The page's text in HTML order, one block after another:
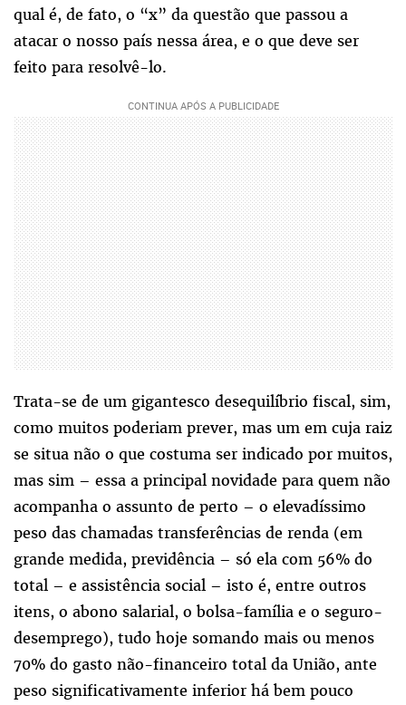
qual é, de fato, o “x” da questão que passou a
atacar o nosso país nessa área, e o que deve ser
feito para resolvê-lo.
Trata-se de um gigantesco desequilíbrio fiscal, sim,
como muitos poderiam prever, mas um em cuja raiz
se situa não o que costuma ser indicado por muitos,
mas sim – essa a principal novidade para quem não
acompanha o assunto de perto – o elevadíssimo
peso das chamadas transferências de renda (em
grande medida, previdência – só ela com 56% do
total – e assistência social – isto é, entre outros
itens, o abono salarial, o bolsa-família e o seguro-
desemprego), tudo hoje somando mais ou menos
70% do gasto não-financeiro total da União, ante
peso significativamente inferior há bem pouco